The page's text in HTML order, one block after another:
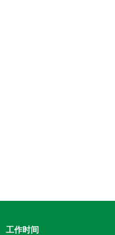
工作时间